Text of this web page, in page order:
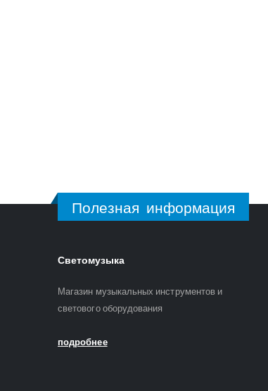
Полезная информация
Светомузыка
Магазин музыкальных инструментов и
светового оборудования
подробнее